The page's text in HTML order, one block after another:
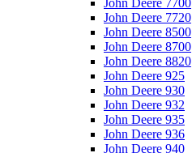
John Deere 7700
John Deere 7720
John Deere 8500
John Deere 8700
John Deere 8820
John Deere 925
John Deere 930
John Deere 932
John Deere 935
John Deere 936
John Deere 940